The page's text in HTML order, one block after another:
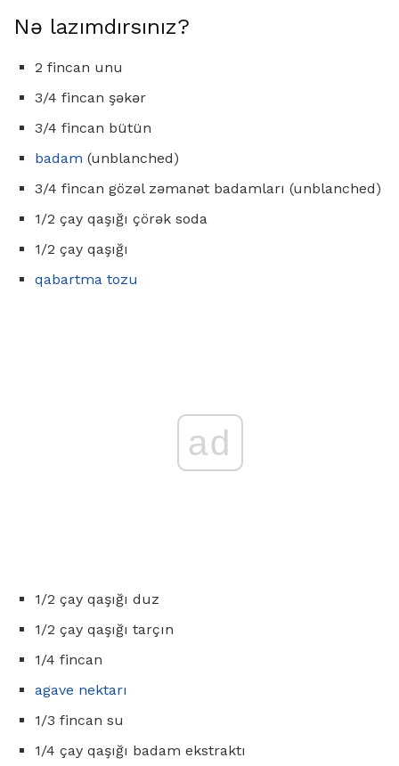
Nə lazımdırsınız?
2 fincan unu
3/4 fincan şəkər
3/4 fincan bütün
badam (unblanched)
3/4 fincan gözəl zəmanət badamları (unblanched)
1/2 çay qaşığı çörək soda
1/2 çay qaşığı
qabartma tozu
ad
1/2 çay qaşığı duz
1/2 çay qaşığı tarçın
1/4 fincan
agave nektarı
1/3 fincan su
1/4 çay qaşığı badam ekstraktı